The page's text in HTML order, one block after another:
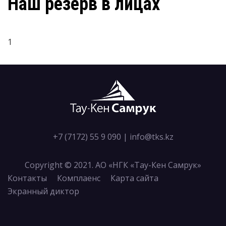
1
+7 (7172) 55 9 090 | info@tks.kz
Copyright © 2021. АО «НГК «Тау-Кен Самрук»
Контакты
Комплаенс
Карта сайта
Экранный диктор